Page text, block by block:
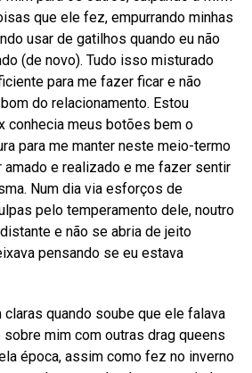
que ele fez, empurrando minhas
usar de gatilhos quando eu não
(de novo). Tudo isso misturado
para me fazer ficar e não
do relacionamento. Estou
conhecia meus botões bem o
para me manter neste meio-termo
e realizado e me fazer sentir
Num dia via esforços de
pelo temperamento dele, noutro
e não se abria de jeito
pensando se eu estava
quando soube que ele falava
mim com outras drag queens
época, assim como fez no inverno